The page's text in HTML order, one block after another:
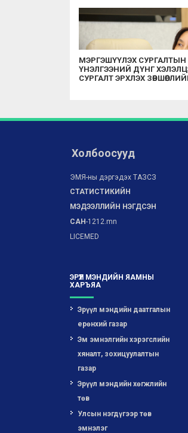
МЭРГЭШҮҮЛЭХ
ҮНЭЛГЭЭНИЙ ДҮНГ
СУРГАЛТ ЭРХЛЭХ
Холбоосууд
ЭМЯ-ны дэргэдэх ТАЗСЗ
СТАТИСТИКИЙН
МЭДЭЭЛЛИЙН НЭГДСЭН
САН-1212.mn
LICEMED
ЭРҮҮЛ МЭНДИЙН ЯАМНЫ
ХАРЪЯА
Эрүүл мэндийн даатгалын
ерөнхий газар
Эм эмнэлгийн хэрэгслийн
хяналт, зохицуулалтын
газар
Эрүүл мэндийн хөгжлийн
төв
Улсын нэгдүгээр төв
эмнэлэг